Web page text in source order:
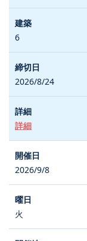
6
2026/8/24
詳細
2026/9/8
火